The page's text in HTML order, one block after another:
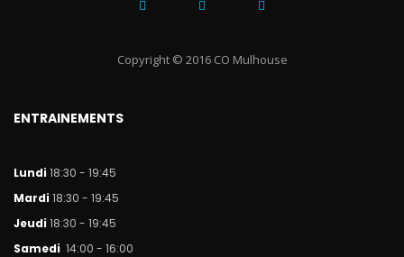
Copyright © 2016 CO Mulhouse
ENTRAINEMENTS
Lundi 18:30 - 19:45
Mardi 18:30 - 19:45
Jeudi 18:30 - 19:45
Samedi 14:00 - 16:00